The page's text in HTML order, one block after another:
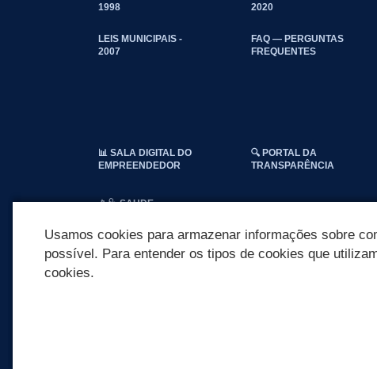
1998
2020
LEIS MUNICIPAIS -
2007
FAQ — PERGUNTAS
FREQUENTES
📊 SALA DIGITAL DO
EMPREENDEDOR
🔍 PORTAL DA
TRANSPARÊNCIA
📱🩺 SAUDE
Usamos cookies para armazenar informações sobre
possível. Para entender os tipos de cookies que
cookies.